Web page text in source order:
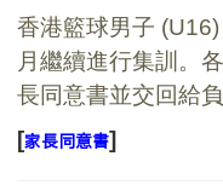
香港籃球男子
月繼續進行集訓。
長同意書並交回給負
[家長同意書]